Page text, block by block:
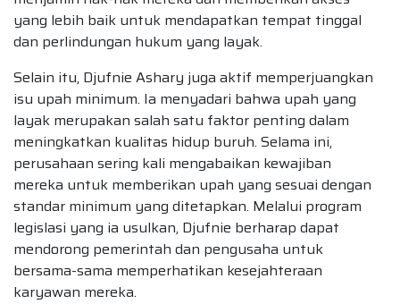
yang lebih baik untuk mendapatkan tempat tinggal
dan perlindungan hukum yang layak.
Selain itu, Djufnie Ashary juga aktif memperjuangkan
isu upah minimum. Ia menyadari bahwa upah yang
layak merupakan salah satu faktor penting dalam
meningkatkan kualitas hidup buruh. Selama ini,
perusahaan sering kali mengabaikan kewajiban
mereka untuk memberikan upah yang sesuai dengan
standar minimum yang ditetapkan. Melalui program
legislasi yang ia usulkan, Djufnie berharap dapat
mendorong pemerintah dan pengusaha untuk
bersama-sama memperhatikan kesejahteraan
karyawan mereka.